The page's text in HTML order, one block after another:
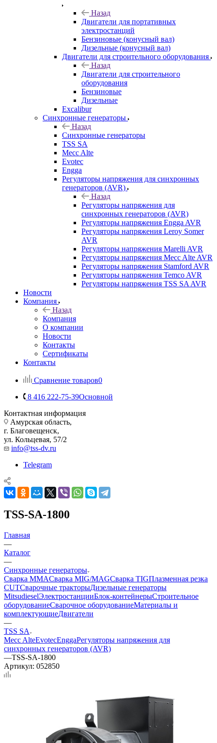
Назад
Двигатели для портативных
электростанций
Бензиновые (конусный вал)
Дизельные (конусный вал)
Двигатели для строительного оборудования
Назад
Двигатели для строительного
оборудования
Бензиновые
Дизельные
Excalibur
Синхронные генераторы
Назад
Синхронные генераторы
TSS SA
Mecc Alte
Evotec
Engga
Регуляторы напряжения для синхронных
генераторов (AVR)
Назад
Регуляторы напряжения для
синхронных генераторов (AVR)
Регуляторы напряжения Engga AVR
Регуляторы напряжения Leroy Somer
AVR
Регуляторы напряжения Marelli AVR
Регуляторы напряжения Mecc Alte AVR
Регуляторы напряжения Stamford AVR
Регуляторы напряжения Temco AVR
Регуляторы напряжения TSS SA AVR
Новости
Компания
Назад
Компания
О компании
Новости
Контакты
Сертификаты
Контакты
Сравнение товаров0
8 416 222-75-39Основной
Контактная информация
Амурская область,
г. Благовещенск,
ул. Кольцевая, 57/2
info@tss-dv.ru
Telegram
TSS-SA-1800
Главная
—
Каталог
—
Синхронные генераторы
Сварка MMAСварка MIG/MAGСварка TIGПлазменная резка
CUTСварочные тракторыДизельные генераторы
MitsudieselЭлектростанцииБлок-контейнерыСтроительное
оборудованиеСварочное оборудованиеМатериалы и
комплектующиеДвигатели
—
TSS SA
Mecc AlteEvotecEnggaРегуляторы напряжения для
синхронных генераторов (AVR)
—TSS-SA-1800
Артикул: 052850